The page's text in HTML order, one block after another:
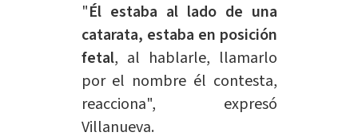
"Él estaba al lado de una
catarata, estaba en posición
fetal, al hablarle, llamarlo
por el nombre él contesta,
reacciona", expresó
Villanueva.